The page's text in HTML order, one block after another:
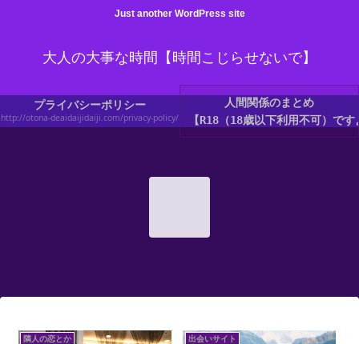
Just another WordPress site
大人の大事な時間【時間こじらせないで】
プライバシーポリシー
http://otona-deaidaijidaiji.com/privacy-policy/
人間関係のまとめ
【R18（18歳以下利用不可）で
隣人の恋とか 出会いサイト